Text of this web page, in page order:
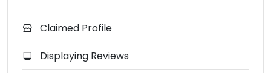
Claimed Profile
Displaying Reviews